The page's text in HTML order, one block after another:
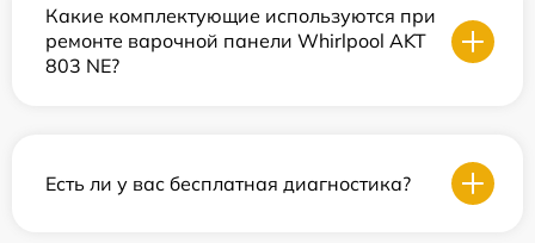
Какие комплектующие используются при
ремонте варочной панели Whirlpool AKT
803 NE?
Есть ли у вас бесплатная диагностика?